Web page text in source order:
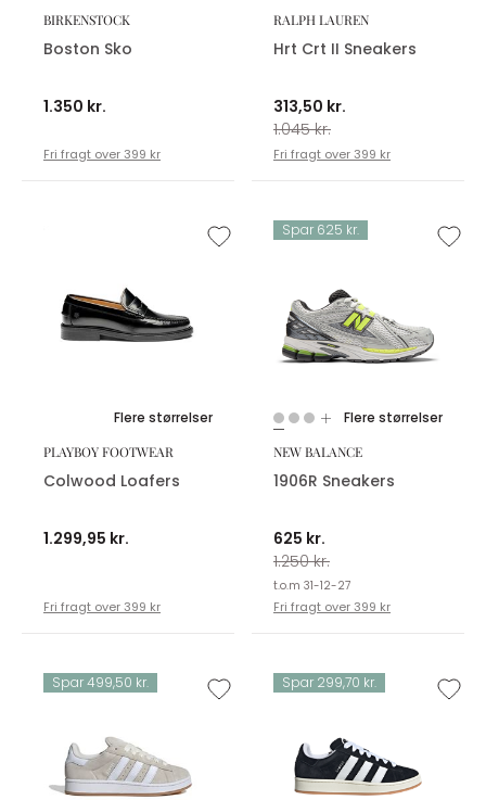
BIRKENSTOCK
Boston Sko
1.350 kr.
Fri fragt over 399 kr
RALPH LAUREN
Hrt Crt II Sneakers
313,50 kr.
1.045 kr.
Fri fragt over 399 kr
Flere størrelser
PLAYBOY FOOTWEAR
Colwood Loafers
1.299,95 kr.
Fri fragt over 399 kr
Spar 625 kr.
Flere størrelser
NEW BALANCE
1906R Sneakers
625 kr.
1.250 kr.
t.o.m 31-12-27
Fri fragt over 399 kr
Spar 499,50 kr. Spar 299,70 kr.